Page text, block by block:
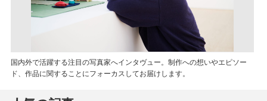
国内外で活躍する注目の写真家へインタヴュー。制作への想いやエピソー
ド、作品に関することにフォーカスしてお届けします。